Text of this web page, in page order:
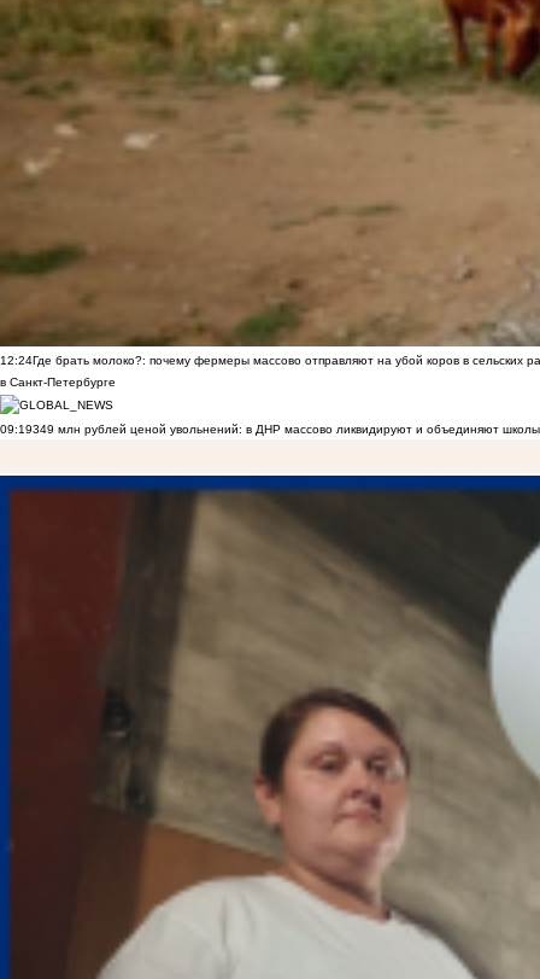
12:24Где брать молоко?: почему фермеры массово отправляют на убой коров в сельских
в Санкт-Петербурге
09:19349 млн рублей ценой увольнений: в ДНР массово ликвидируют и объединяют